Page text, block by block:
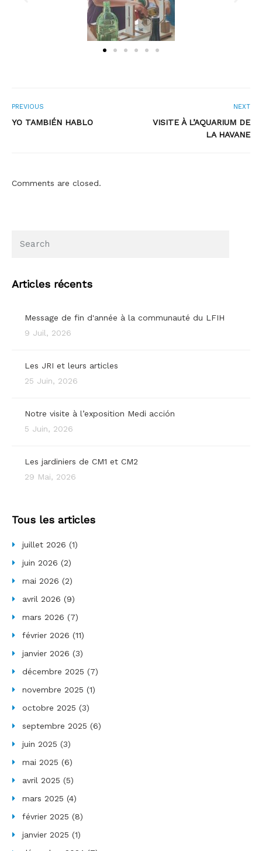
PREVIOUS
YO TAMBIÉN HABLO
NEXT
VISITE À L’AQUARIUM DE
LA HAVANE
Comments are closed.
Articles récents
Message de fin d'année à la communauté du LFIH
9 Juil, 2026
Les JRI et leurs articles
25 Juin, 2026
Notre visite à l’exposition Medi acción
5 Juin, 2026
Les jardiniers de CM1 et CM2
29 Mai, 2026
Tous les articles
juillet 2026 (1)
juin 2026 (2)
mai 2026 (2)
avril 2026 (9)
mars 2026 (7)
février 2026 (11)
janvier 2026 (3)
décembre 2025 (7)
novembre 2025 (1)
octobre 2025 (3)
septembre 2025 (6)
juin 2025 (3)
mai 2025 (6)
avril 2025 (5)
mars 2025 (4)
février 2025 (8)
janvier 2025 (1)